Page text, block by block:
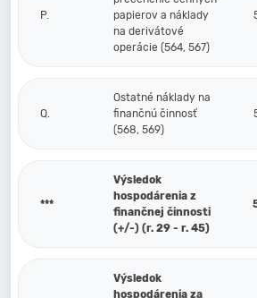
P.
papierov a náklady
na derivátové
operácie (564, 567)
Q.
Ostatné náklady na
finančnú činnosť
(568, 569)
***
Výsledok
hospodárenia z
finančnej činnosti
(+/-) (r. 29 - r. 45)
Výsledok
hospodárenia za